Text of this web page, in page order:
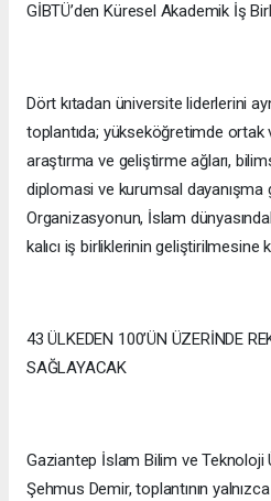
GİBTÜ’den Küresel Akademik İş
Dört kıtadan üniversite liderlerini
toplantıda; yükseköğretimde ortak
araştırma ve geliştirme ağları,
diplomasi ve kurumsal dayanışma
Organizasyonun, İslam
kalıcı iş birliklerinin geliştirilmesine
43 ÜLKEDEN 100’ÜN ÜZERİNDE
SAĞLAYACAK
Gaziantep İslam Bilim ve Teknoloji
Şehmus Demir, toplantının